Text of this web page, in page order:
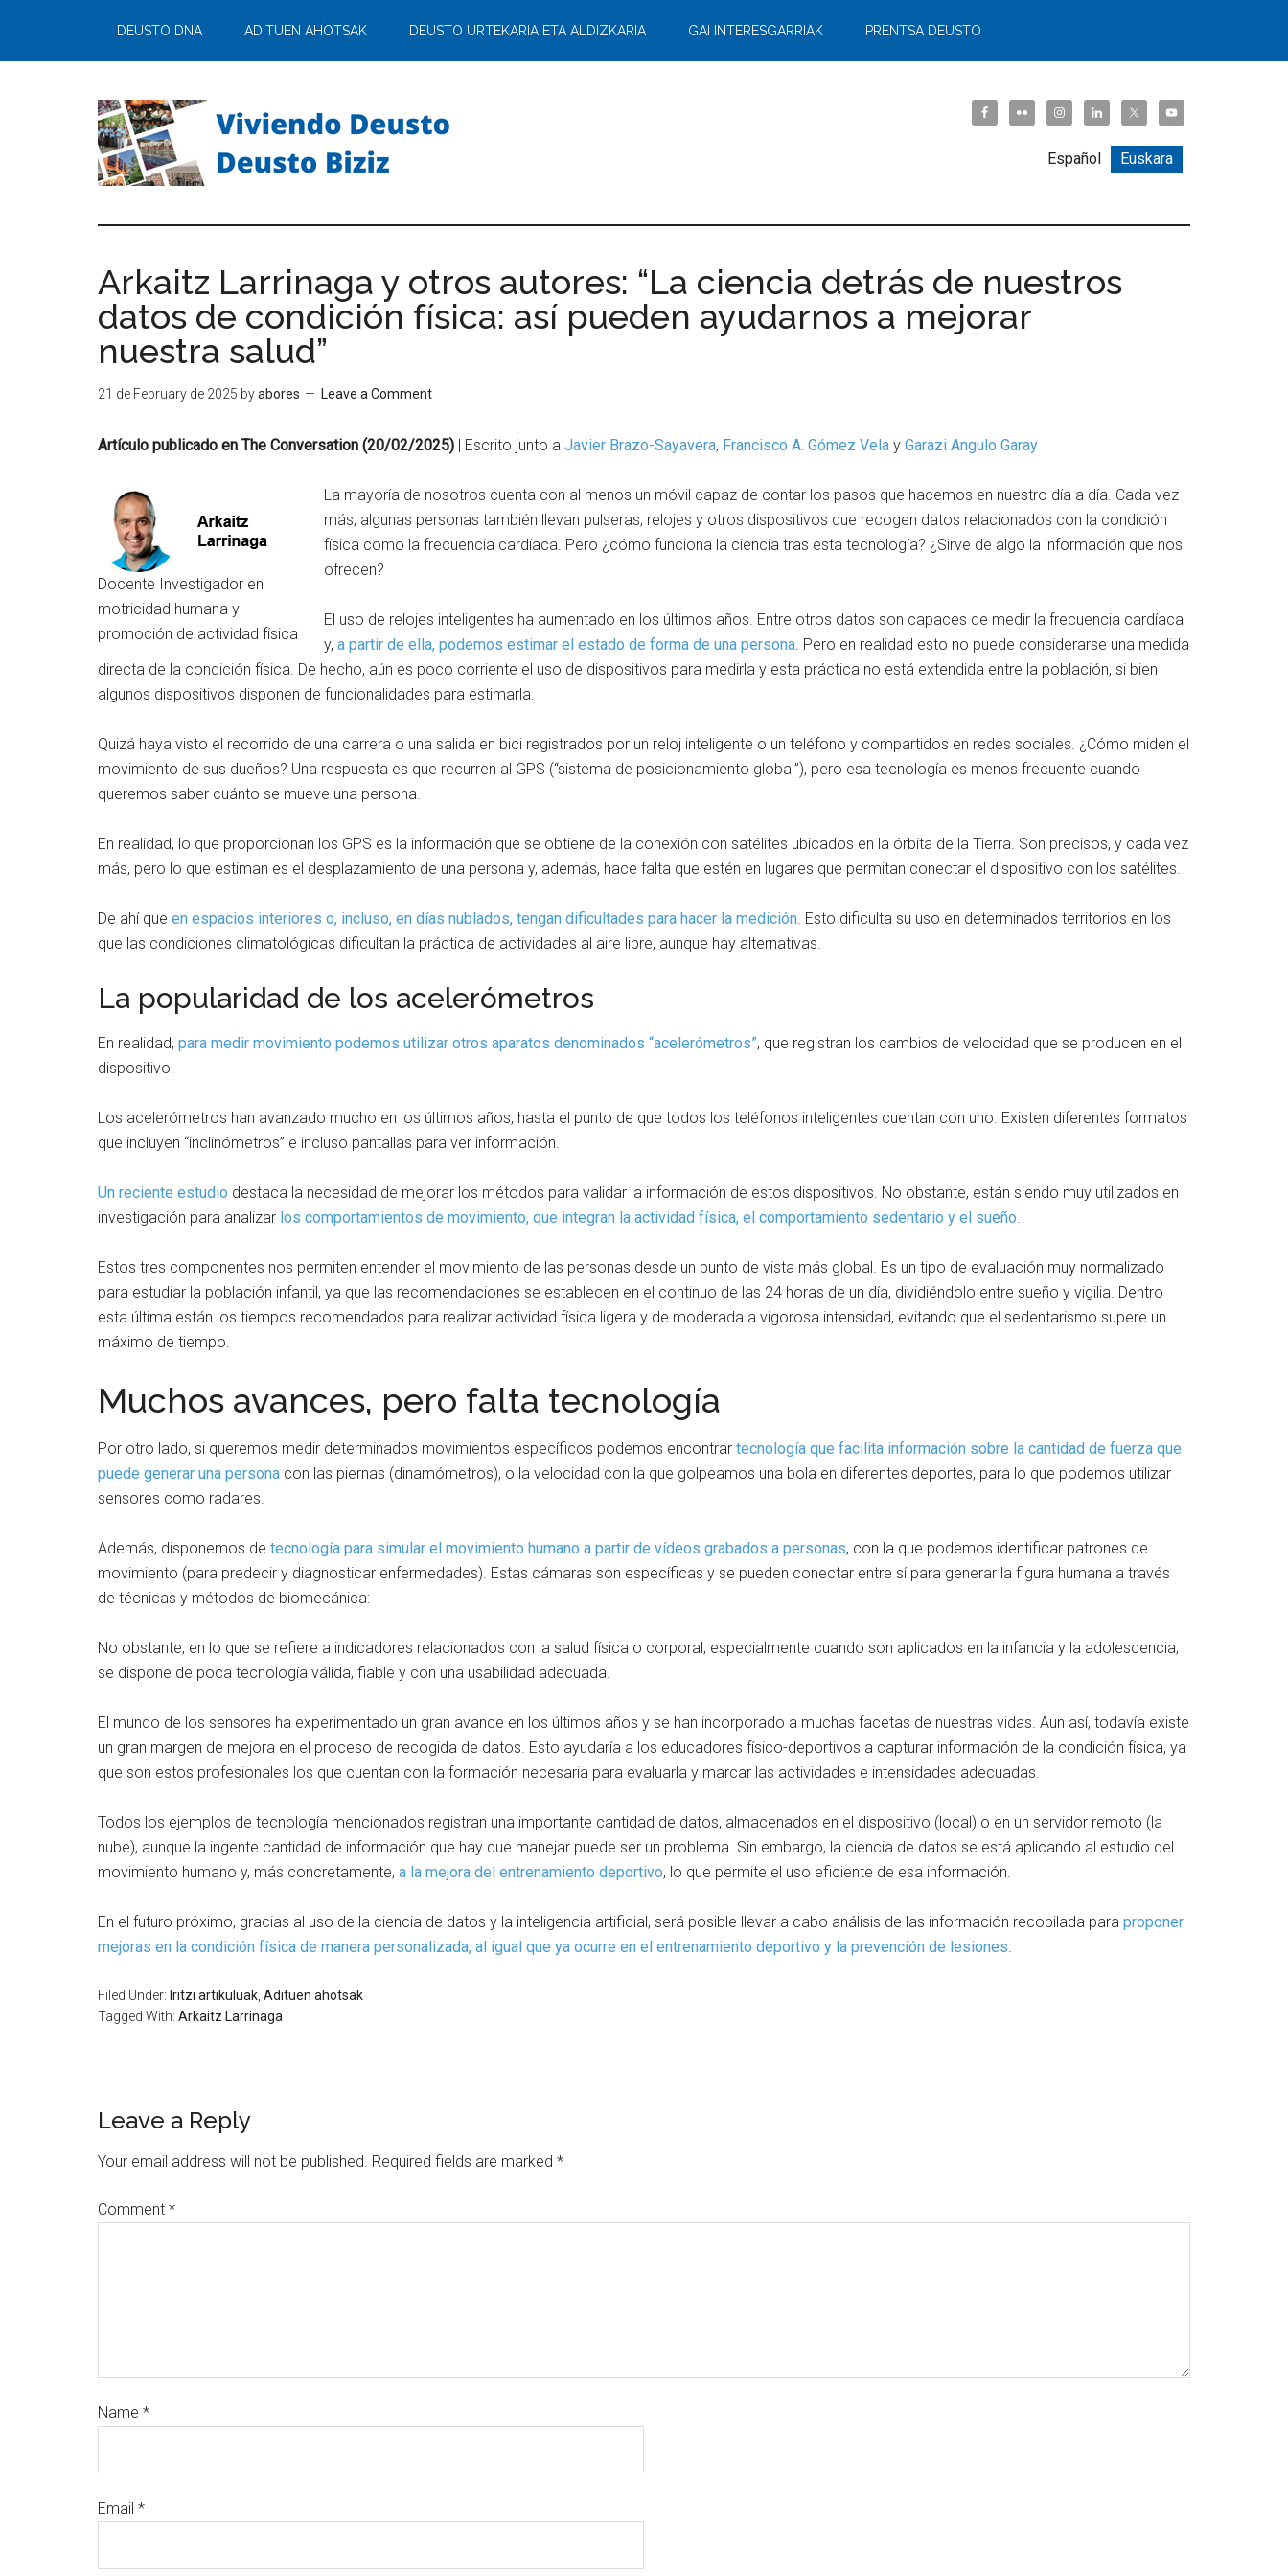
DEUSTO DNA ADITUEN AHOTSAK DEUSTO URTEKARIA ETA ALDIZKARIA GAI INTERESGARRIAK PRENTSA DEUSTO
Español Euskara
Arkaitz Larrinaga y otros autores: “La ciencia detrás de nuestros
datos de condición física: así pueden ayudarnos a mejorar
nuestra salud”
21 de February de 2025 byabores Leave a Comment
Artículo publicado en The Conversation (20/02/2025) | Escrito junto a Javier Brazo-Sayavera, Francisco A. Gómez Vela y Garazi Angulo Garay
Docente Investigador en
motricidad humana y
promoción de actividad física
La mayoría de nosotros cuenta con al menos un móvil capaz de contar los pasos que hacemos en nuestro día a día. Cada vez
más, algunas personas también llevan pulseras, relojes y otros dispositivos que recogen datos relacionados con la condición
física como la frecuencia cardíaca. Pero ¿cómo funciona la ciencia tras esta tecnología? ¿Sirve de algo la información que nos
ofrecen?
El uso de relojes inteligentes ha aumentado en los últimos años. Entre otros datos son capaces de medir la frecuencia cardíaca
y, a partir de ella, podemos estimar el estado de forma de una persona. Pero en realidad esto no puede considerarse una medida
directa de la condición física. De hecho, aún es poco corriente el uso de dispositivos para medirla y esta práctica no está extendida entre la población, si bien
algunos dispositivos disponen de funcionalidades para estimarla.
Quizá haya visto el recorrido de una carrera o una salida en bici registrados por un reloj inteligente o un teléfono y compartidos en redes sociales. ¿Cómo miden el
movimiento de sus dueños? Una respuesta es que recurren al GPS (“sistema de posicionamiento global”), pero esa tecnología es menos frecuente cuando
queremos saber cuánto se mueve una persona.
En realidad, lo que proporcionan los GPS es la información que se obtiene de la conexión con satélites ubicados en la órbita de la Tierra. Son precisos, y cada vez
más, pero lo que estiman es el desplazamiento de una persona y, además, hace falta que estén en lugares que permitan conectar el dispositivo con los satélites.
De ahí que en espacios interiores o, incluso, en días nublados, tengan dificultades para hacer la medición. Esto dificulta su uso en determinados territorios en los
que las condiciones climatológicas dificultan la práctica de actividades al aire libre, aunque hay alternativas.
La popularidad de los acelerómetros
En realidad, para medir movimiento podemos utilizar otros aparatos denominados “acelerómetros”, que registran los cambios de velocidad que se producen en el
dispositivo.
Los acelerómetros han avanzado mucho en los últimos años, hasta el punto de que todos los teléfonos inteligentes cuentan con uno. Existen diferentes formatos
que incluyen “inclinómetros” e incluso pantallas para ver información.
Un reciente estudio destaca la necesidad de mejorar los métodos para validar la información de estos dispositivos. No obstante, están siendo muy utilizados en
investigación para analizar los comportamientos de movimiento, que integran la actividad física, el comportamiento sedentario y el sueño.
Estos tres componentes nos permiten entender el movimiento de las personas desde un punto de vista más global. Es un tipo de evaluación muy normalizado
para estudiar la población infantil, ya que las recomendaciones se establecen en el continuo de las 24 horas de un día, dividiéndolo entre sueño y vigilia. Dentro
esta última están los tiempos recomendados para realizar actividad física ligera y de moderada a vigorosa intensidad, evitando que el sedentarismo supere un
máximo de tiempo.
Muchos avances, pero falta tecnología
Por otro lado, si queremos medir determinados movimientos específicos podemos encontrar tecnología que facilita información sobre la cantidad de fuerza que
puede generar una persona con las piernas (dinamómetros), o la velocidad con la que golpeamos una bola en diferentes deportes, para lo que podemos utilizar
sensores como radares.
Además, disponemos de tecnología para simular el movimiento humano a partir de vídeos grabados a personas, con la que podemos identificar patrones de
movimiento (para predecir y diagnosticar enfermedades). Estas cámaras son específicas y se pueden conectar entre sí para generar la figura humana a través
de técnicas y métodos de biomecánica:
No obstante, en lo que se refiere a indicadores relacionados con la salud física o corporal, especialmente cuando son aplicados en la infancia y la adolescencia,
se dispone de poca tecnología válida, fiable y con una usabilidad adecuada.
El mundo de los sensores ha experimentado un gran avance en los últimos años y se han incorporado a muchas facetas de nuestras vidas. Aun así, todavía existe
un gran margen de mejora en el proceso de recogida de datos. Esto ayudaría a los educadores físico-deportivos a capturar información de la condición física, ya
que son estos profesionales los que cuentan con la formación necesaria para evaluarla y marcar las actividades e intensidades adecuadas.
Todos los ejemplos de tecnología mencionados registran una importante cantidad de datos, almacenados en el dispositivo (local) o en un servidor remoto (la
nube), aunque la ingente cantidad de información que hay que manejar puede ser un problema. Sin embargo, la ciencia de datos se está aplicando al estudio del
movimiento humano y, más concretamente, a la mejora del entrenamiento deportivo, lo que permite el uso eficiente de esa información.
En el futuro próximo, gracias al uso de la ciencia de datos y la inteligencia artificial, será posible llevar a cabo análisis de las información recopilada para proponer
mejoras en la condición física de manera personalizada, al igual que ya ocurre en el entrenamiento deportivo y la prevención de lesiones.
Filed Under: Iritzi artikuluak Adituen ahotsak
Tagged With: Arkaitz Larrinaga
Leave a Reply
Your email address will not be published. Required fields are marked *
Comment *
Name *
Email *